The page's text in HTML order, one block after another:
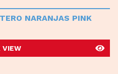
NARANJAS PINK
VIEW